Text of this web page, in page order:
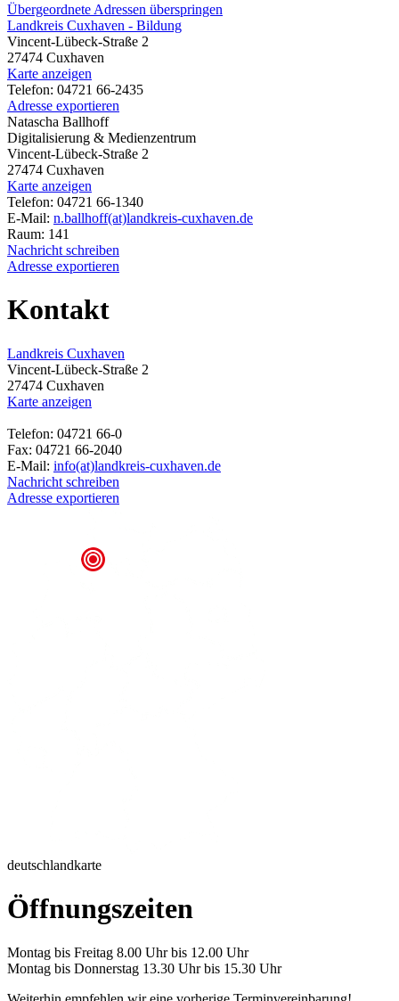
Übergeordnete Adressen überspringen
Landkreis Cuxhaven - Bildung
Vincent-Lübeck-Straße 2
27474 Cuxhaven
Karte anzeigen
Telefon: 04721 66-2435
Adresse exportieren
Natascha Ballhoff
Digitalisierung & Medienzentrum
Vincent-Lübeck-Straße 2
27474 Cuxhaven
Karte anzeigen
Telefon: 04721 66-1340
E-Mail: n.ballhoff(at)landkreis-cuxhaven.de
Raum: 141
Nachricht schreiben
Adresse exportieren
Kontakt
Landkreis Cuxhaven
Vincent-Lübeck-Straße 2
27474 Cuxhaven
Karte anzeigen
Telefon: 04721 66-0
Fax: 04721 66-2040
E-Mail: info(at)landkreis-cuxhaven.de
Nachricht schreiben
Adresse exportieren
deutschlandkarte
Öffnungszeiten
Montag bis Freitag 8.00 Uhr bis 12.00 Uhr
Montag bis Donnerstag 13.30 Uhr bis 15.30 Uhr